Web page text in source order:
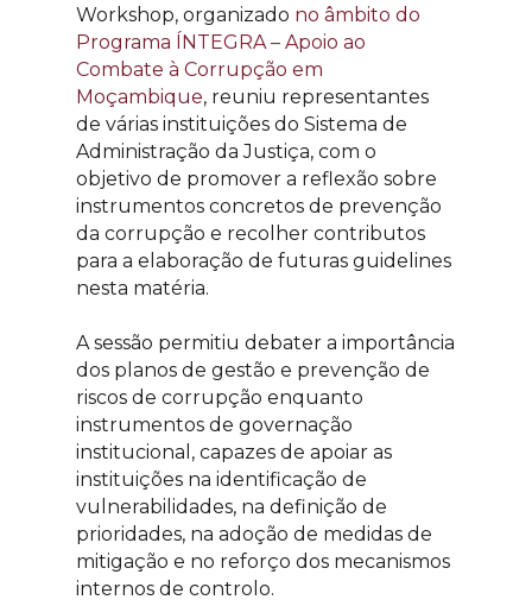
Workshop, organizado no âmbito do
Programa ÍNTEGRA – Apoio ao
Combate à Corrupção em
Moçambique, reuniu representantes
de várias instituições do Sistema de
Administração da Justiça, com o
objetivo de promover a reflexão sobre
instrumentos concretos de prevenção
da corrupção e recolher contributos
para a elaboração de futuras guidelines
nesta matéria.
A sessão permitiu debater a importância
dos planos de gestão e prevenção de
riscos de corrupção enquanto
instrumentos de governação
institucional, capazes de apoiar as
instituições na identificação de
vulnerabilidades, na definição de
prioridades, na adoção de medidas de
mitigação e no reforço dos mecanismos
internos de controlo.